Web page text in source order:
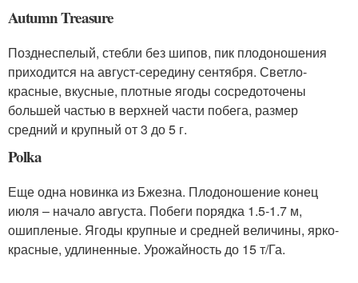
Autumn Treasure
Позднеспелый, стебли без шипов, пик плодоношения
приходится на август-середину сентября. Светло-
красные, вкусные, плотные ягоды сосредоточены
большей частью в верхней части побега, размер
средний и крупный от 3 до 5 г.
Polka
Еще одна новинка из Бжезна. Плодоношение конец
июля – начало августа. Побеги порядка 1.5-1.7 м,
ошипленые. Ягоды крупные и средней величины, ярко-
красные, удлиненные. Урожайность до 15 т/Га.